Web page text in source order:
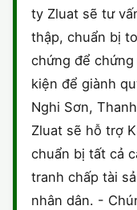
ty Zluat sẽ tư
thập, chuẩn bị
chứng để
kiện để giành
Nghi Sơn,
Zluat sẽ hỗ trợ
chuẩn bị tất cả
tranh chấp tài
nhân dân. -